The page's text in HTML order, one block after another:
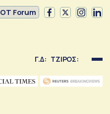
OT Forum
Γ.Δ: ΤΖΙΡΟΣ: